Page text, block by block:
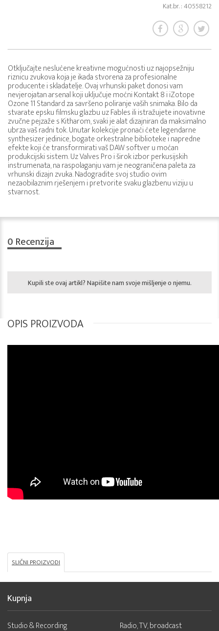
Kat.br. : 40558212
Otključajte neslućene kreativne mogućnosti uz najopsežniju
riznicu zvukova koja je ikada stvorena za profesionalne
producente i skladatelje. Ovaj vrhunski paket donosi vam
nevjerojatan arsenal koji uključuje moćni Kontakt 8 i iZotope
Ozone 11 Standard za savršeno poliranje vaših snimaka. Bilo da
stvarate epsku filmsku glazbu uz Fables ili istražujete inovativne
zvučne pejzaže s Kitharom, svaki je alat dizajniran da maksimalno
ubrza vaš radni tok. Unutar kolekcije pronaći ćete legendarne
synthesizer jedinice, bogate orkestralne biblioteke i napredne
efekte koji će transformirati vaš DAW softver u moćan
produkcijski sistem. Uz Valves Pro i širok izbor perkusijskih
instrumenata, na raspolaganju vam je neograničena paleta za
vrhunski dizajn zvuka. Nadogradite svoj studio ovim
nezaobilaznim rješenjem i pretvorite svaku glazbenu viziju u
stvarnost.
0 Recenzija
Kupili ste ovaj artikl? Napišite nam svoje mišljenje o njemu.
OPIS PROIZVODA
SLIČNI PROIZVODI
Kupnja
Studio & Recording
Radio, TV, broadcast